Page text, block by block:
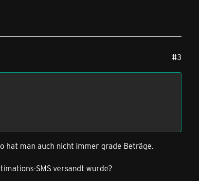
#3
man auch nicht immer grade Beträge.
SMS versandt wurde?